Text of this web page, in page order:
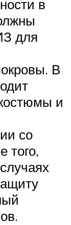
в
для
В
и
со
того,